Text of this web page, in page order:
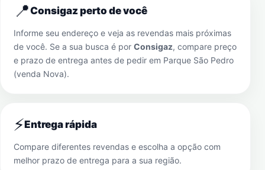
📍Consigaz perto de você
Informe seu endereço e veja as revendas mais próximas
de você. Se a sua busca é por Consigaz, compare preço
e prazo de entrega antes de pedir em Parque São Pedro
(venda Nova).
⚡Entrega rápida
Compare diferentes revendas e escolha a opção com
melhor prazo de entrega para a sua região.